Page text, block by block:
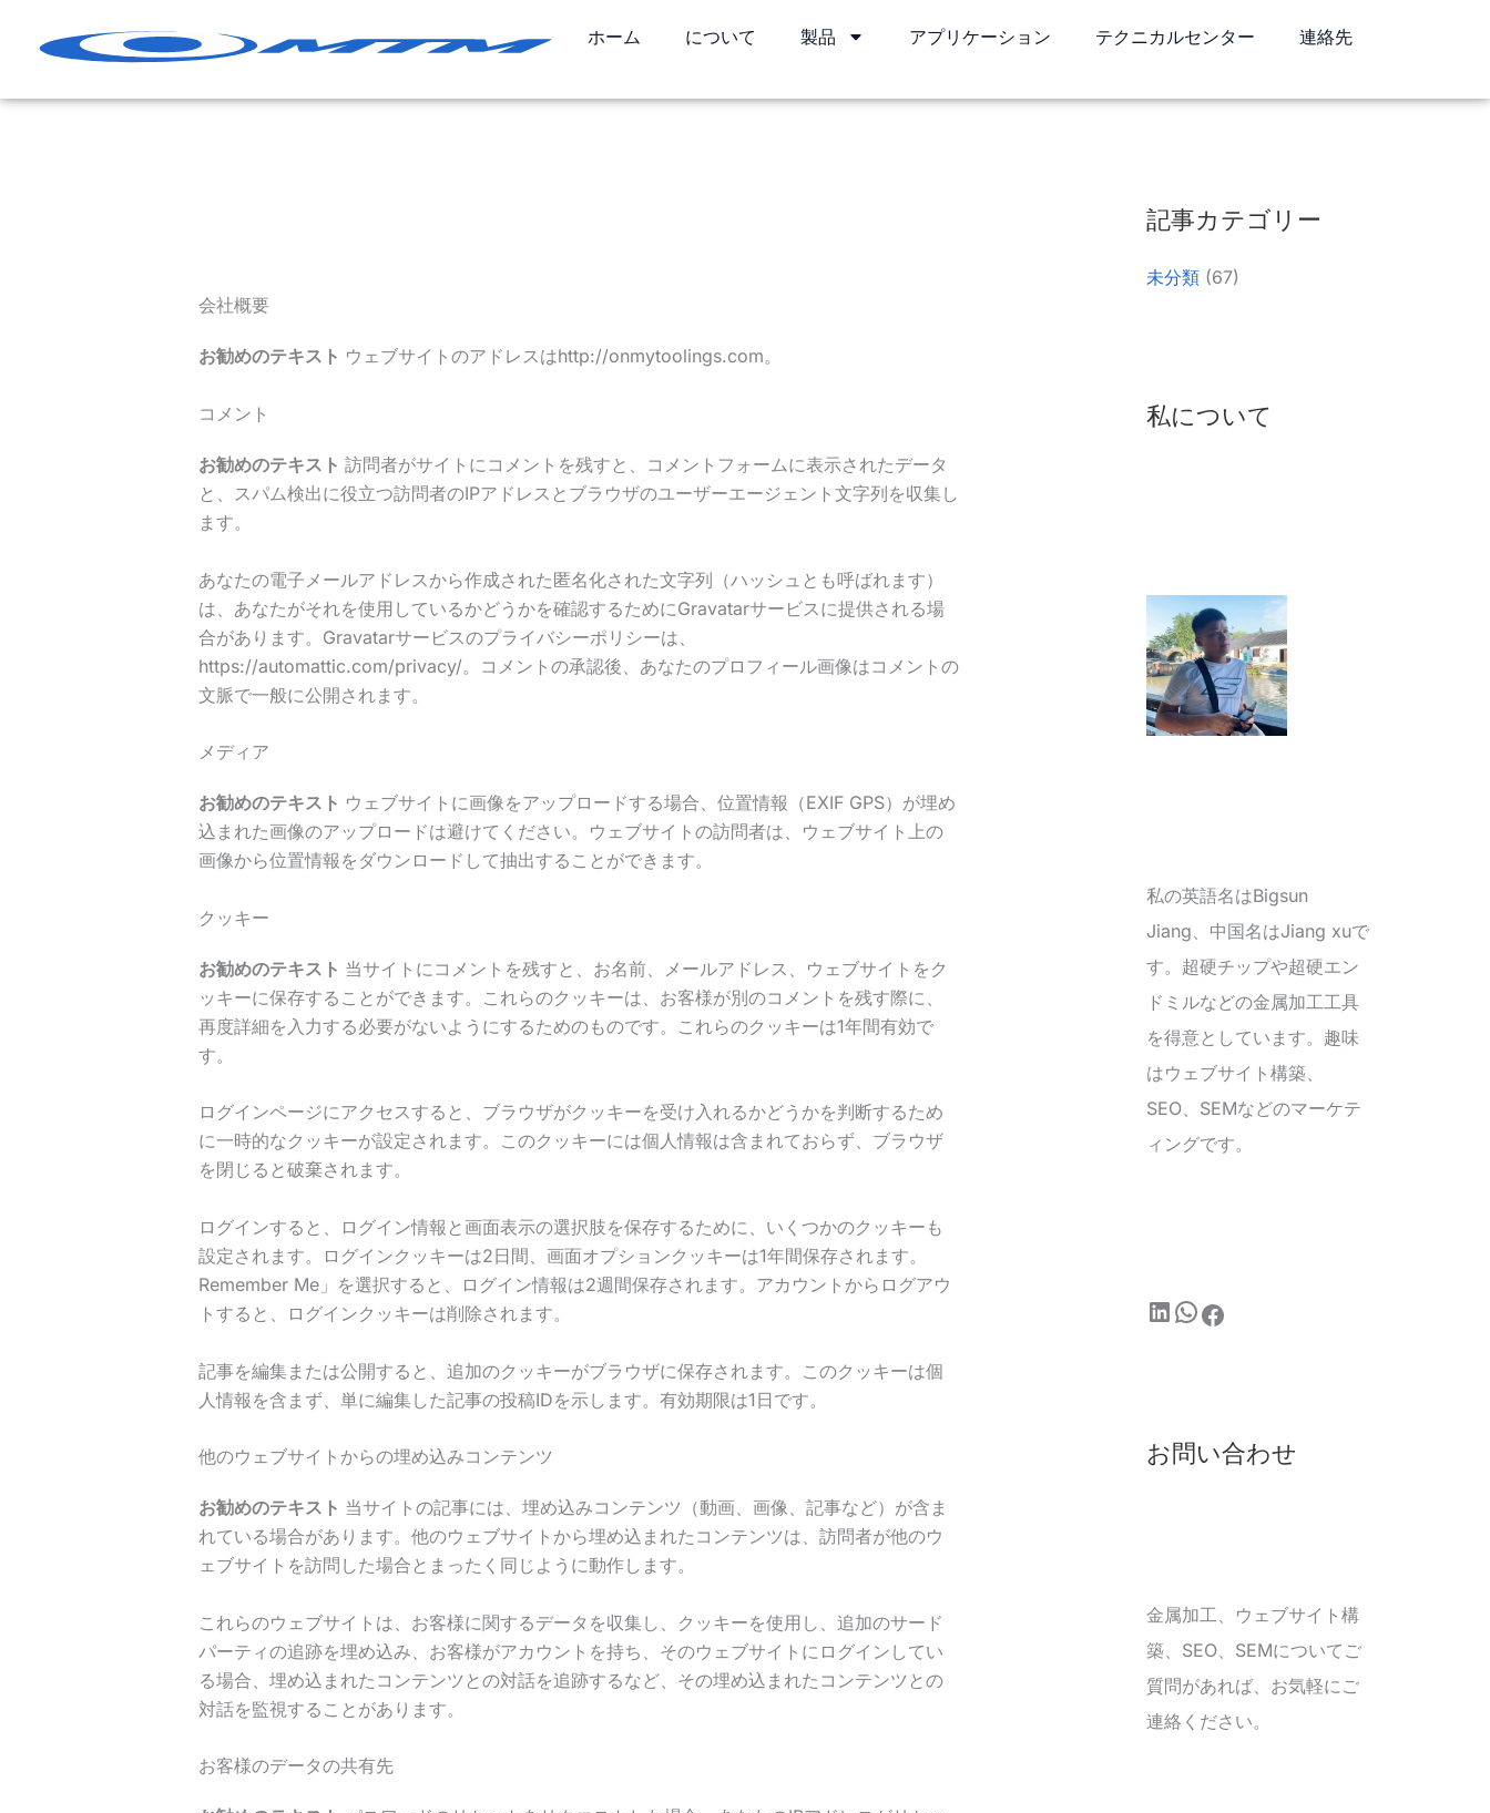
ン
ホーム について 製品 アプリケーション テクニカルセンター 連絡先
会社概要
お勧めのテキスト ウェブサイトのアドレスはhttp://onmytoolings.com。
コメント
お勧めのテキスト 訪問者がサイトにコメントを残すと、コメントフォームに表示されたデータ
と、スパム検出に役立つ訪問者のIPアドレスとブラウザのユーザーエージェント文字列を収集し
ます。
あなたの電子メールアドレスから作成された匿名化された文字列（ハッシュとも呼ばれます）
は、あなたがそれを使用しているかどうかを確認するためにGravatarサービスに提供される場
合があります。Gravatarサービスのプライバシーポリシーは、
https://automattic.com/privacy/。コメントの承認後、あなたのプロフィール画像はコメントの
文脈で一般に公開されます。
メディア
お勧めのテキスト ウェブサイトに画像をアップロードする場合、位置情報（EXIF GPS）が埋め
込まれた画像のアップロードは避けてください。ウェブサイトの訪問者は、ウェブサイト上の
画像から位置情報をダウンロードして抽出することができます。
クッキー
お勧めのテキスト 当サイトにコメントを残すと、お名前、メールアドレス、ウェブサイトをク
ッキーに保存することができます。これらのクッキーは、お客様が別のコメントを残す際に、
再度詳細を入力する必要がないようにするためのものです。これらのクッキーは1年間有効で
す。
ログインページにアクセスすると、ブラウザがクッキーを受け入れるかどうかを判断するため
に一時的なクッキーが設定されます。このクッキーには個人情報は含まれておらず、ブラウザ
を閉じると破棄されます。
ログインすると、ログイン情報と画面表示の選択肢を保存するために、いくつかのクッキーも
設定されます。ログインクッキーは2日間、画面オプションクッキーは1年間保存されます。
Remember Me」を選択すると、ログイン情報は2週間保存されます。アカウントからログアウ
トすると、ログインクッキーは削除されます。
記事を編集または公開すると、追加のクッキーがブラウザに保存されます。このクッキーは個
人情報を含まず、単に編集した記事の投稿IDを示します。有効期限は1日です。
他のウェブサイトからの埋め込みコンテンツ
お勧めのテキスト 当サイトの記事には、埋め込みコンテンツ（動画、画像、記事など）が含ま
れている場合があります。他のウェブサイトから埋め込まれたコンテンツは、訪問者が他のウ
ェブサイトを訪問した場合とまったく同じように動作します。
これらのウェブサイトは、お客様に関するデータを収集し、クッキーを使用し、追加のサード
パーティの追跡を埋め込み、お客様がアカウントを持ち、そのウェブサイトにログインしてい
る場合、埋め込まれたコンテンツとの対話を追跡するなど、その埋め込まれたコンテンツとの
対話を監視することがあります。
お客様のデータの共有先
記事カテゴリー
未分類 (67)
私について
私の英語名はBigsun
Jiang、中国名はJiang xuで
す。超硬チップや超硬エン
ドミルなどの金属加工工具
を得意としています。趣味
はウェブサイト構築、
SEO、SEMなどのマーケテ
ィングです。
お問い合わせ
金属加工、ウェブサイト構
築、SEO、SEMについてご
質問があれば、お気軽にご
連絡ください。